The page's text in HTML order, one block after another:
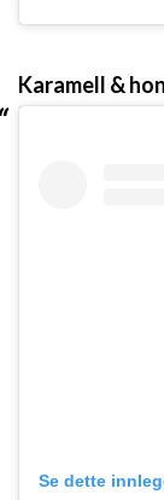
Karamell &
Se dette